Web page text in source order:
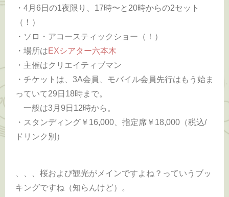
・4月6日の1夜限り、17時〜と20時からの2セット
（！）
・ソロ・アコースティックショー（！）
・場所はEXシアター六本木
・主催はクリエイティブマン
・チケットは、3A会員、モバイル会員先行はもう始ま
っていて29日18時まで。
一般は3月9日12時から。
・スタンディング￥16,000、指定席￥18,000（税込/
ドリンク別）
、、、桜および観光がメインですよね？っていうブッ
キングですね（知らんけど）。